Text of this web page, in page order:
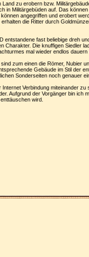
zu erobern bzw.
in Militärgebüden auf. Das können
angegriffen und erobert
die Ritter durch
entstandene fast beliebige dreh
Charakter. Die knuffigen Siedler
mal wieder endlos dauern
zum einen die Römer, Nubier
Gebäude im Stil der
Sonderseiten noch genauer
Verbindung miteinander zu
Aufgrund der Vorgänger bin ich
wird.